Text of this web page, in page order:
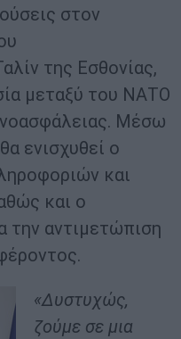
στον
της Εσθονίας,
μεταξύ του ΝΑΤΟ
Μέσω
ενισχυθεί ο
και
και ο
την αντιμετώπιση
«Δυστυχώς,
ζούμε σε μια